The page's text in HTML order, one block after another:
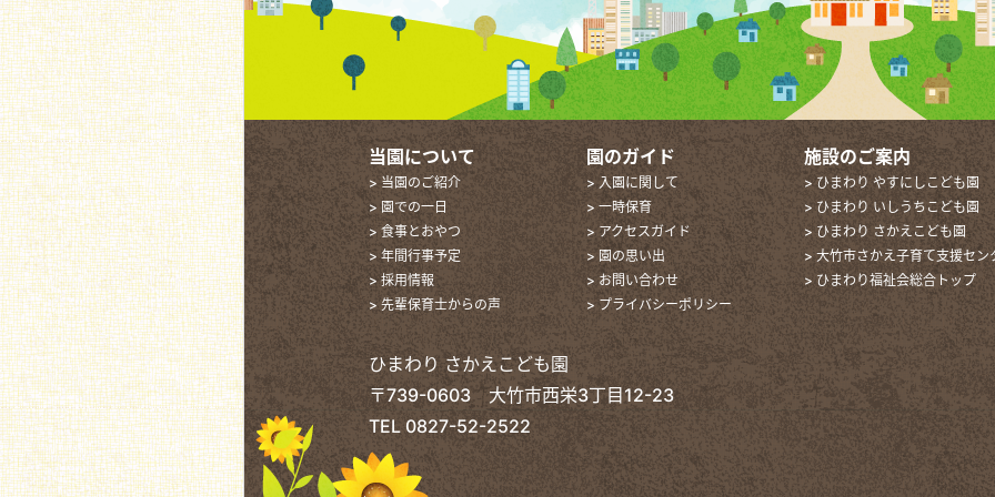
当園について
> 当園のご紹介
> 園での一日
> 食事とおやつ
> 年間行事予定
> 採用情報
> 先輩保育士からの声
園のガイド
> 入園に関して
> 一時保育
> アクセスガイド
> 園の思い出
> お問い合わせ
> プライバシーポリシー
施設のご案内
> ひまわり やすにしこども園
> ひまわり いしうちこども園
> ひまわり さかえこども園
> 大竹市さかえ子育て支援セン
> ひまわり福祉会総合トップ
ひまわり さかえこども園
〒739-0603 大竹市西栄3丁目12-23
TEL 0827-52-2522